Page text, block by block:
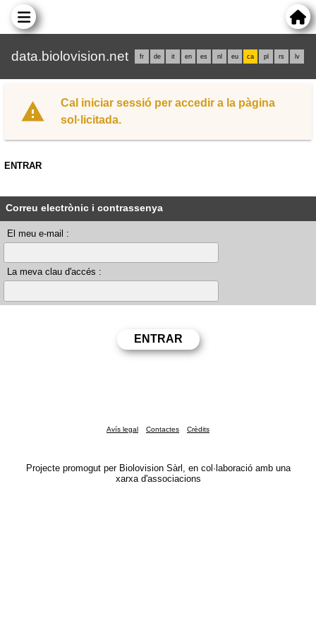
data.biolovision.net fr de it en es nl eu ca pl rs lv
Cal iniciar sessió per accedir a la pàgina
sol·licitada.
ENTRAR
Correu electrònic i contrassenya
El meu e-mail :
La meva clau d'accés :
Avís legal Contactes Crèdits
Projecte promogut per Biolovision Sàrl, en col·laboració amb una
xarxa d'associacions